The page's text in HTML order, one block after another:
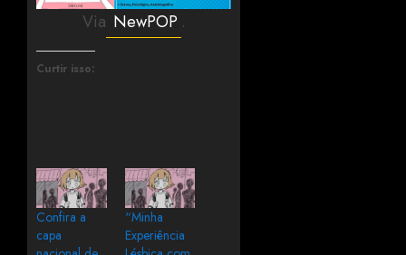
Via NewPOP .
Curtir isso:
Confira a
capa
“Minha
Experiência